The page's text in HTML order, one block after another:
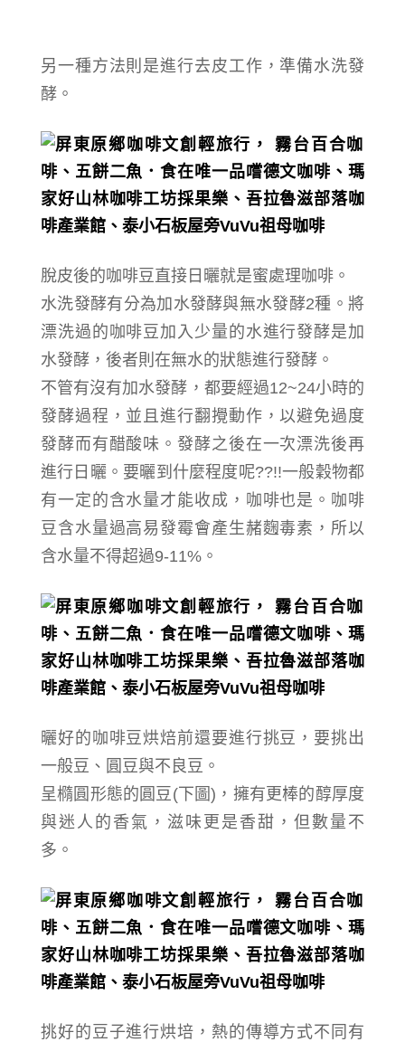
另一種方法則是進行去皮工作，準備水洗發
酵。
脫皮後的咖啡豆直接日曬就是蜜處理咖啡。
水洗發酵有分為加水發酵與無水發酵2種。將
漂洗過的咖啡豆加入少量的水進行發酵是加
水發酵 ，後者則在無水的狀態進行發酵。
不管有沒有加水發酵，都要經過12~24小時的
發酵過程，並且進行翻攪動作，以避免過度
發酵而有醋酸味。發酵之後在一次漂洗後再
進行日曬。要曬到什麼程度呢??!!一般穀物都
有一定的含水量才能收成，咖啡也是。 咖啡
豆含水量過高易發霉會產生赭麴毒素， 所以
含水量不得超過9-11%。
曬好的咖啡豆烘焙前還要進行挑豆，要挑出
一般豆、圓豆與不良豆。
呈橢圓形態的 圓豆(下圖)，擁有更棒的醇厚度
與迷人的香氣，滋味更是香甜，但數量不
多。
挑好的豆子進行烘培， 熱的傳導方式不同有